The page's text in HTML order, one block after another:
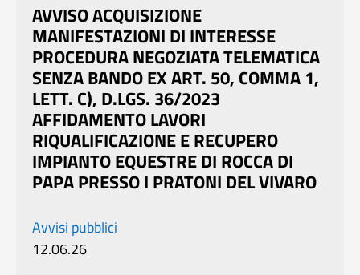
AVVISO ACQUISIZIONE
MANIFESTAZIONI DI INTERESSE
PROCEDURA NEGOZIATA TELEMATICA
SENZA BANDO EX ART. 50, COMMA 1,
LETT. C), D.LGS. 36/2023
AFFIDAMENTO LAVORI
RIQUALIFICAZIONE E RECUPERO
IMPIANTO EQUESTRE DI ROCCA DI
PAPA PRESSO I PRATONI DEL VIVARO
Avvisi pubblici
12.06.26